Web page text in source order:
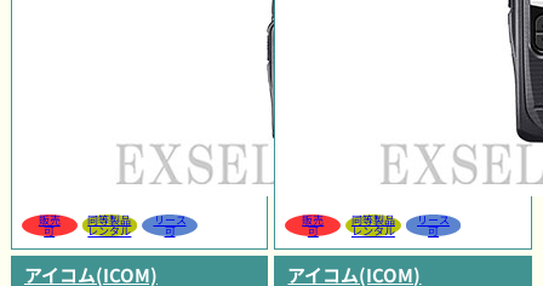
販売
可
同等製品
レンタル
リース
可
販売
可
同等製品
レンタル
リース
可
アイコム(ICOM) アイコム(ICOM)